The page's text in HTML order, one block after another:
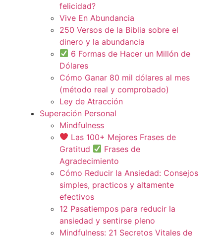
felicidad?
Vive En Abundancia
250 Versos de la Biblia sobre el
dinero y la abundancia
6 Formas de Hacer un Millón de
Dólares
Cómo Ganar 80 mil dólares al mes
(método real y comprobado)
Ley de Atracción
Superación Personal
Mindfulness
Las 100+ Mejores Frases de
Gratitud
Frases de
Agradecimiento
Cómo Reducir la Ansiedad: Consejos
simples, practicos y altamente
efectivos
12 Pasatiempos para reducir la
ansiedad y sentirse pleno
Mindfulness: 21 Secretos Vitales de